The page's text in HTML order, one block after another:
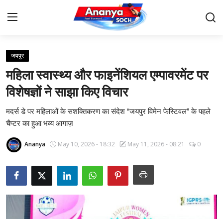
Home
Contact
About Us
देश
राजनीति
जयपुर
महिला स्वास्थ्य और फाइनेंशियल एम्पावरमेंट पर
विशेषज्ञों ने साझा किए विचार
मदर्स डे पर महिलाओं के सशक्तिकरण का संदेश “जयपुर विमेन फेस्टिवल” के पहले
चैप्टर का हुआ भव्य आगाज़
Ananya May 10, 2026 - 18:32 May 11, 2026 - 08:21 0